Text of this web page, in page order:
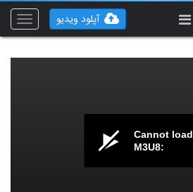
Toggle
آپلود ویدیو
Cannot load
M3U8: